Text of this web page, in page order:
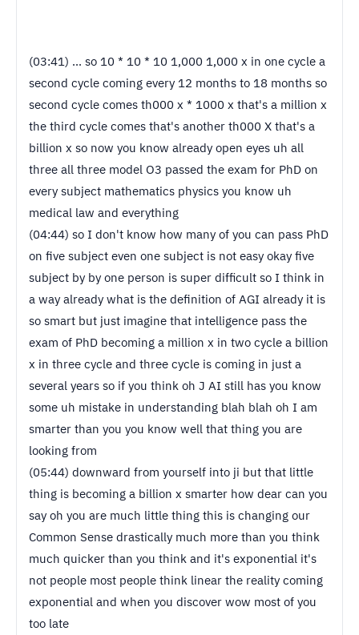
(03:41) ... so 10 * 10 * 10 1,000 1,000 x in one cycle a
second cycle coming every 12 months to 18 months so
second cycle comes th000 x * 1000 x that's a million x
the third cycle comes that's another th000 X that's a
billion x so now you know already open eyes uh all
three all three model O3 passed the exam for PhD on
every subject mathematics physics you know uh
medical law and everything
(04:44) so I don't know how many of you can pass PhD
on five subject even one subject is not easy okay five
subject by by one person is super difficult so I think in
a way already what is the definition of AGI already it is
so smart but just imagine that intelligence pass the
exam of PhD becoming a million x in two cycle a billion
x in three cycle and three cycle is coming in just a
several years so if you think oh J AI still has you know
some uh mistake in understanding blah blah oh I am
smarter than you you know well that thing you are
looking from
(05:44) downward from yourself into ji but that little
thing is becoming a billion x smarter how dear can you
say oh you are much little thing this is changing our
Common Sense drastically much more than you think
much quicker than you think and it's exponential it's
not people most people think linear the reality coming
exponential and when you discover wow most of you
too late